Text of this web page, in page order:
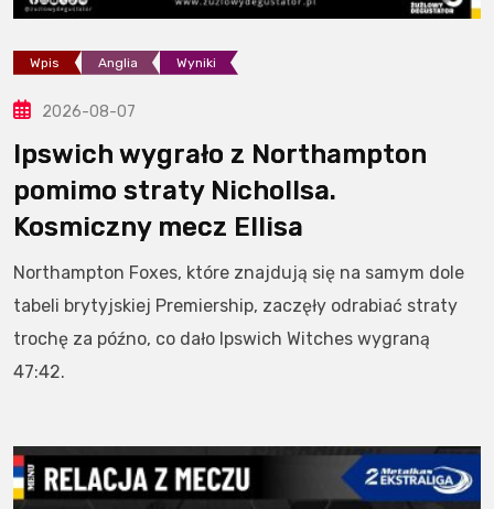
Wpis Anglia Wyniki
2026-08-07
Ipswich wygrało z Northampton
pomimo straty Nichollsa.
Kosmiczny mecz Ellisa
Northampton Foxes, które znajdują się na samym dole
tabeli brytyjskiej Premiership, zaczęły odrabiać straty
trochę za późno, co dało Ipswich Witches wygraną
47:42.